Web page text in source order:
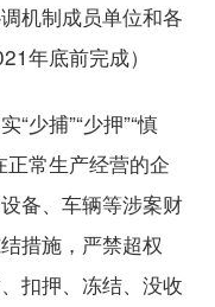
机制成员单位和各
年底前完成）
“少捕”“少押”“慎
正常生产经营的企
备、车辆等涉案财
措施，严禁超权
扣押、冻结、没收